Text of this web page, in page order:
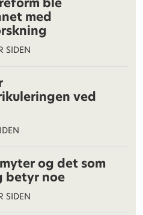
med
SIDEN
ved
og det som
betyr noe
SIDEN